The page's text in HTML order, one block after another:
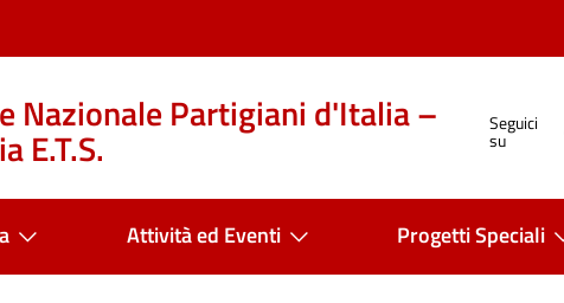
Nazionale Partigiani d'Italia –
E.T.S.
Seguici
su
Attività ed Eventi Progetti Speciali